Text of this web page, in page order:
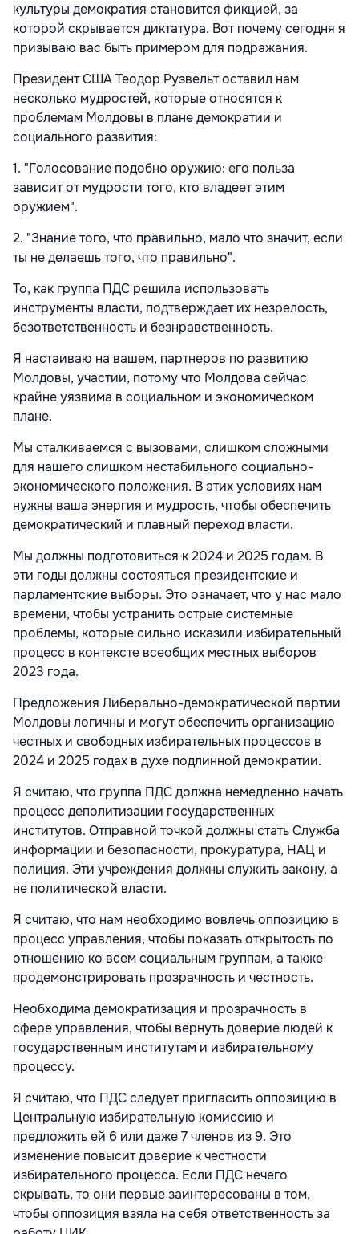
культуры демократия становится фикцией, за
которой скрывается диктатура. Вот почему сегодня я
призываю вас быть примером для подражания.
Президент США Теодор Рузвельт оставил нам
несколько мудростей, которые относятся к
проблемам Молдовы в плане демократии и
социального развития:
1. "Голосование подобно оружию: его польза
зависит от мудрости того, кто владеет этим
оружием".
2. "Знание того, что правильно, мало что значит, если
ты не делаешь того, что правильно".
То, как группа ПДС решила использовать
инструменты власти, подтверждает их незрелость,
безответственность и безнравственность.
Я настаиваю на вашем, партнеров по развитию
Молдовы, участии, потому что Молдова сейчас
крайне уязвима в социальном и экономическом
плане.
Мы сталкиваемся с вызовами, слишком сложными
для нашего слишком нестабильного социально-
экономического положения. В этих условиях нам
нужны ваша энергия и мудрость, чтобы обеспечить
демократический и плавный переход власти.
Мы должны подготовиться к 2024 и 2025 годам. В
эти годы должны состояться президентские и
парламентские выборы. Это означает, что у нас мало
времени, чтобы устранить острые системные
проблемы, которые сильно исказили избирательный
процесс в контексте всеобщих местных выборов
2023 года.
Предложения Либерально-демократической партии
Молдовы логичны и могут обеспечить организацию
честных и свободных избирательных процессов в
2024 и 2025 годах в духе подлинной демократии.
Я считаю, что группа ПДС должна немедленно начать
процесс деполитизации государственных
институтов. Отправной точкой должны стать Служба
информации и безопасности, прокуратура, НАЦ и
полиция. Эти учреждения должны служить закону, а
не политической власти.
Я считаю, что нам необходимо вовлечь оппозицию в
процесс управления, чтобы показать открытость по
отношению ко всем социальным группам, а также
продемонстрировать прозрачность и честность.
Необходима демократизация и прозрачность в
сфере управления, чтобы вернуть доверие людей к
государственным институтам и избирательному
процессу.
Я считаю, что ПДС следует пригласить оппозицию в
Центральную избирательную комиссию и
предложить ей 6 или даже 7 членов из 9. Это
изменение повысит доверие к честности
избирательного процесса. Если ПДС нечего
скрывать, то они первые заинтересованы в том,
чтобы оппозиция взяла на себя ответственность за